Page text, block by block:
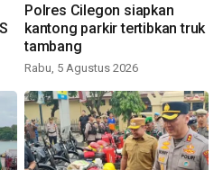
Polres Cilegon siapkan
kantong parkir tertibkan truk
tambang
Rabu, 5 Agustus 2026